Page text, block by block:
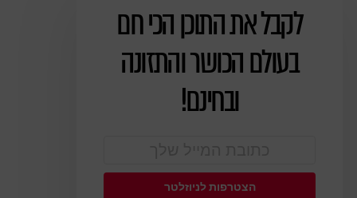
ניוזלטר
לקבל את התוכן הכי חם
בעולם הכושר והתזונה
ובחינם!